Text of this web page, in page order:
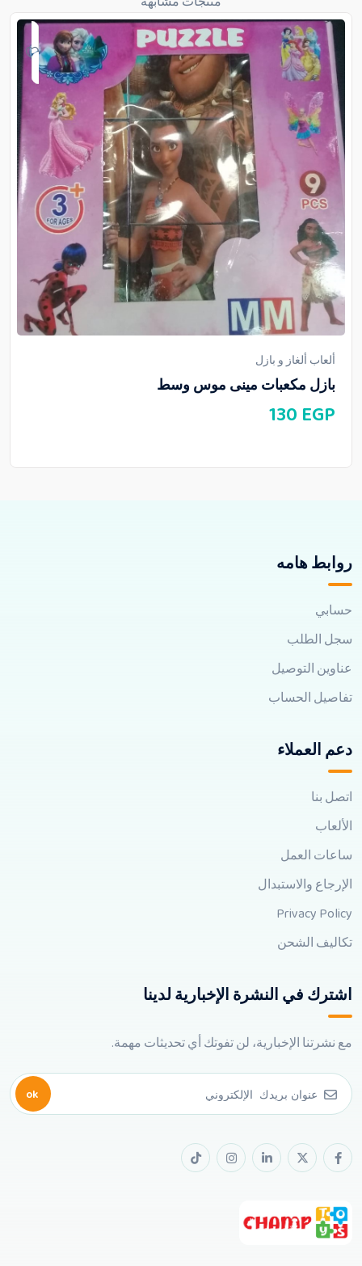
ألعاب ألغاز و بازل
بازل مكعبات مينى موس وسط
130 EGP
روابط هامه
حسابي
سجل الطلب
عناوين التوصيل
تفاصيل الحساب
دعم العملاء
اتصل بنا
الألعاب
ساعات العمل
الإرجاع والاستبدال
Privacy Policy
تكاليف الشحن
اشترك في النشرة الإخبارية لدينا
مع نشرتنا الإخبارية، لن تفوتك أي تحديثات مهمة.
ok